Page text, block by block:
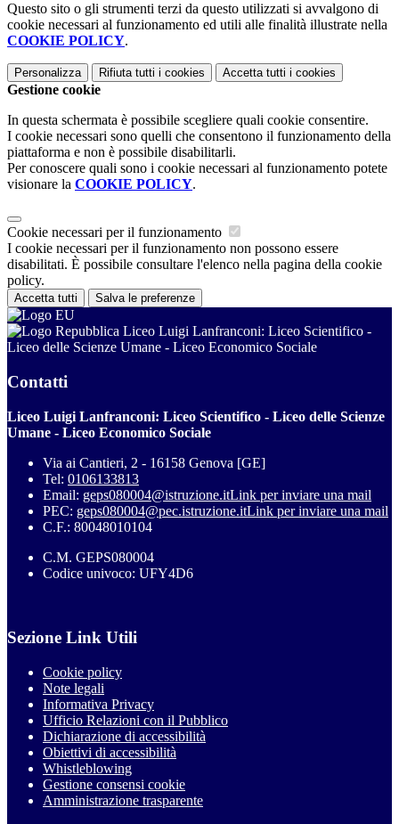
Questo sito o gli strumenti terzi da questo utilizzati si avvalgono di
cookie necessari al funzionamento ed utili alle finalità illustrate nella
COOKIE POLICY.
Personalizza Rifiuta tutti i cookies Accetta tutti i cookies
Gestione cookie
In questa schermata è possibile scegliere quali cookie consentire.
I cookie necessari sono quelli che consentono il funzionamento della
piattaforma e non è possibile disabilitarli.
Per conoscere quali sono i cookie necessari al funzionamento potete
visionare la COOKIE POLICY.
Cookie necessari per il funzionamento
I cookie necessari per il funzionamento non possono essere
disabilitati. È possibile consultare l'elenco nella pagina della cookie
policy.
Accetta tutti Salva le preferenze
Liceo Luigi Lanfranconi: Liceo Scientifico -
Liceo delle Scienze Umane - Liceo Economico Sociale
Contatti
Liceo Luigi Lanfranconi: Liceo Scientifico - Liceo delle Scienze
Umane - Liceo Economico Sociale
Via ai Cantieri, 2 - 16158 Genova [GE]
Tel: 0106133813
Email: geps080004@istruzione.itLink per inviare una mail
PEC: geps080004@pec.istruzione.itLink per inviare una mail
C.F.: 80048010104
C.M. GEPS080004
Codice univoco: UFY4D6
Sezione Link Utili
Cookie policy
Note legali
Informativa Privacy
Ufficio Relazioni con il Pubblico
Dichiarazione di accessibilità
Obiettivi di accessibilità
Whistleblowing
Gestione consensi cookie
Amministrazione trasparente